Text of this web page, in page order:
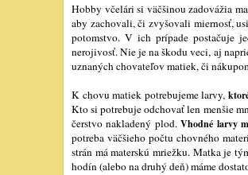
Hobby včelári si väčšinou zadovážia
aby zachovali, či zvyšovali miernosť,
potomstvo. V ich prípade postačuje
nerojivosť. Nie je na škodu veci, aj
uznaných chovateľov matiek, či
K chovu matiek potrebujeme larvy,
Kto si potrebuje odchovať len menšie
čerstvo nakladený plod.Vhodné larvy
potreba väčšieho počtu chovného
strán má materskú mriežku. Matka je
hodín (alebo na druhý deň) máme